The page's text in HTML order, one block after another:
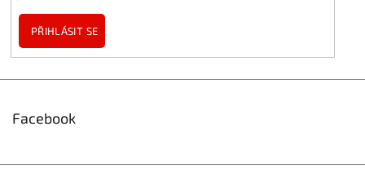
PŘIHLÁSIT SE
Facebook